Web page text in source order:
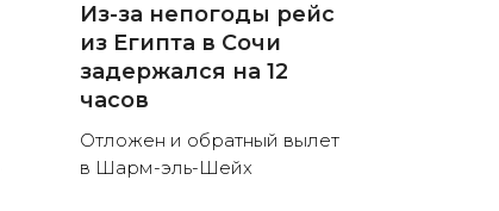
Из-за непогоды рейс
из Египта в Сочи
задержался на 12
часов
Отложен и обратный вылет
в Шарм-эль-Шейх